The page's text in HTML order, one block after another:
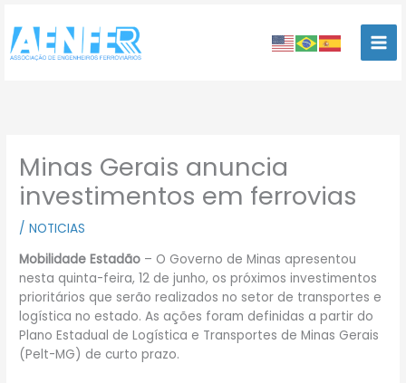
para
conteúdo
Minas Gerais anuncia
investimentos em ferrovias
/NOTICIAS
Mobilidade Estadão – O Governo de Minas apresentou
nesta quinta-feira, 12 de junho, os próximos investimentos
prioritários que serão realizados no setor de transportes e
logística no estado. As ações foram definidas a partir do
Plano Estadual de Logística e Transportes de Minas Gerais
(Pelt-MG) de curto prazo.